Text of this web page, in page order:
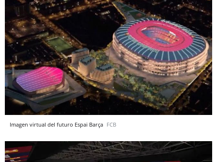
Imagen virtual del futuro Espai Barça FCB